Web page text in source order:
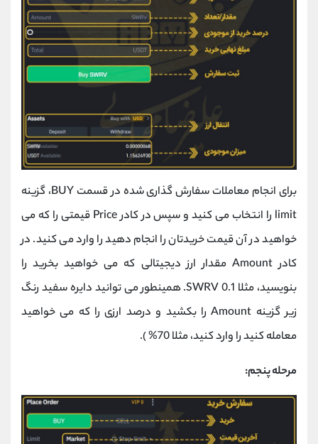
برای انجام معاملات سفارش گذاری شده در قسمت BUY، گزینه
limit را انتخاب می کنید و سپس در کادر Price قیمتی را که می
خواهید در آن قیمت خریدتان را انجام دهید را وارد می کنید. در
کادر Amount مقدار ارز دیجیتالی که می خواهید بخرید را
بنویسید، مثلا 0.1 SWRV. همینطور می توانید دایره سفید رنگ
زیر گزینه Amount را بکشید و درصد ارزی را که می خواهید
معامله کنید را وارد کنید، مثلا 70% ).
مرحله پنجم: